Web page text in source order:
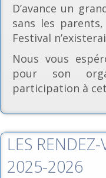
D’avance un
sans les
Festival
Nous vous
pour son
participation à
LES
2025-2026